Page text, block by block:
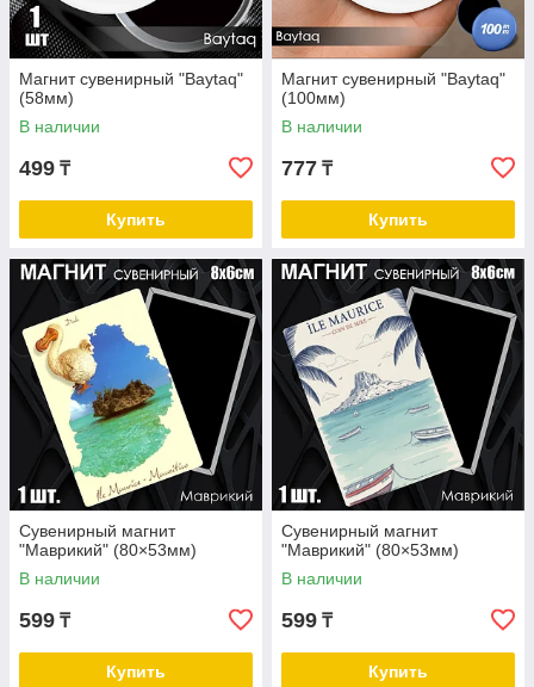
Магнит сувенирный "Baytaq"
(58мм)
В наличии
499 ₸
Купить
Магнит сувенирный "Baytaq"
(100мм)
В наличии
777 ₸
Купить
Сувенирный магнит
"Маврикий" (80×53мм)
В наличии
599 ₸
Купить
Сувенирный магнит
"Маврикий" (80×53мм)
В наличии
599 ₸
Купить